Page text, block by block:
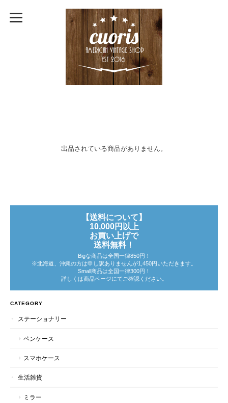
出品されている商品がありません。
【送料について】
10,000円以上
お買い上げで
送料無料！
Bigな商品は全国一律850円！
※北海道、沖縄の方は申し訳ありませんが1,450円いただきます。
Small商品は全国一律300円！
詳しくは商品ページにてご確認ください。
CATEGORY
ステーショナリー
ペンケース
スマホケース
生活雑貨
ミラー